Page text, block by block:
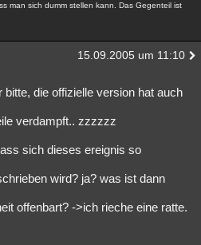
man sich dumm stellen kann. Das Gegenteil ist
15.09.2005 um 11:10
die offizielle version hat auch
verdampft.. zzzzzz
sich dieses ereignis so
wird? ja? was ist dann
offenbart? ->ich rieche eine ratte.